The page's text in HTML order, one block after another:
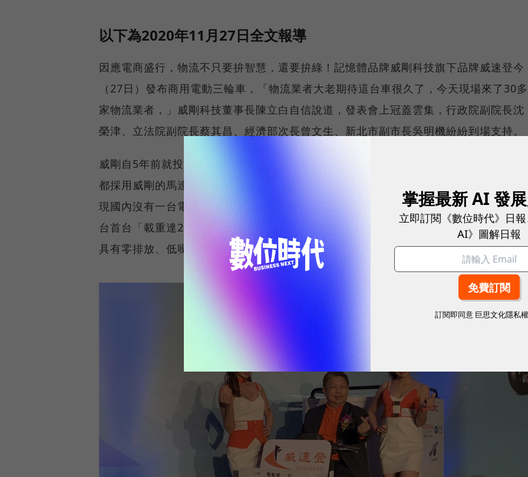
以下為2020年11月27日全文報導
因應電商盛行，物流不只要拚智慧，還要拚綠！記憶體品牌威剛科技旗下品牌威速登今
（27日）發布商用電動三輪車，「物流業者大老期待這台車很久了，今天現場來了30多
家物流業者，」威剛科技董事長陳立白自信說道，發表會上冠蓋雲集，行政院副院長沈
榮津、立法院副院長蔡其昌、經濟部次長曾文生、新北市副市長吳明機紛紛到場支持。
威剛自5年前就投入電動馬達研發，看好電動車是未來趨勢，中華、三陽的輕型電動機
都採用威剛的馬達，海外也有數家大客戶。三年前陳立白看見電動三輪車市場契機，發
現國內沒有一台電動車能滿足台灣物流業者的載貨需求，歷經三年時間研發，打造出全
台首台「載重達200公斤」電動三輪車，容積800公升，時速80公里、續航力100公里，
具有零排放、低噪音、安全特點，並於2019年成立威速登科技品牌。
掌握最新 AI 發
立即訂閱《數位時代》日
AI》圖解日報
訂閱即同意 巨思文化隱私